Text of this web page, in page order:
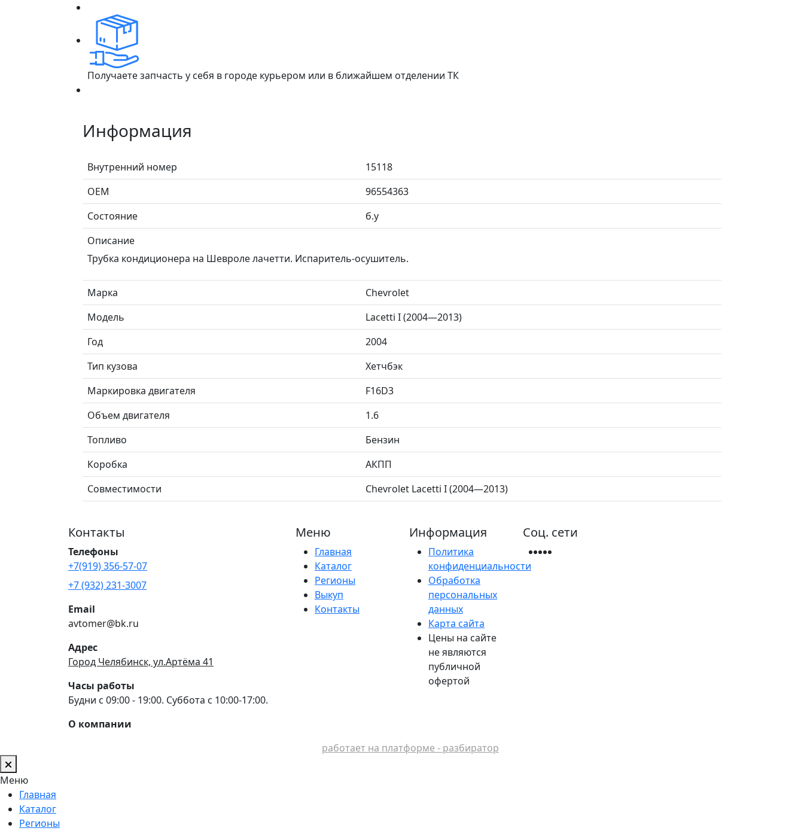
Получаете запчасть у себя в городе курьером или в ближайшем отделении ТК
Информация
Внутренний номер
15118
ОЕМ
96554363
Состояние
б.у
Описание
Трубка кондиционера на Шевроле лачетти. Испаритель-осушитель.
Марка
Chevrolet
Модель
Lacetti I (2004—2013)
Год
2004
Тип кузова
Хетчбэк
Маркировка двигателя
F16D3
Объем двигателя
1.6
Топливо
Бензин
Коробка
АКПП
Совместимости
Chevrolet Lacetti I (2004—2013)
Контакты
Телефоны
+7(919) 356-57-07
+7 (932) 231-3007
Email
avtomer@bk.ru
Адрес
Город Челябинск, ул.Артёма 41
Часы работы
Будни с 09:00 - 19:00. Суббота с 10:00-17:00.
О компании
Меню
Главная
Каталог
Регионы
Выкуп
Контакты
Информация
Политика
конфиденциальности
Обработка
персональных
данных
Карта сайта
Цены на сайте
не являются
публичной
офертой
Соц. сети
работает на платформе - разбиратор
Меню
Главная
Каталог
Регионы